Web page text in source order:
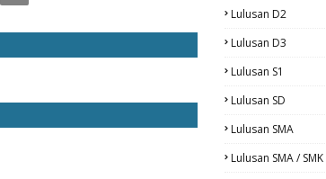
Lulusan D2
Lulusan D3
Lulusan S1
Lulusan SD
Lulusan SMA
Lulusan SMA / SMK